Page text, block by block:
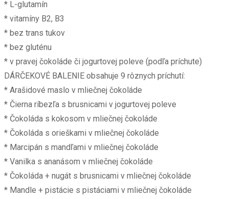
* L-glutamín
* vitamíny B2, B3
* bez trans tukov
* bez gluténu
* v pravej čokoláde či jogurtovej poleve (podľa príchute)
DÁRČEKOVÉ BALENIE obsahuje 9 rôznych príchutí:
* Arašidové maslo v mliečnej čokoláde
* Čierna ríbezľa s brusnicami v jogurtovej poleve
* Čokoláda s kokosom v mliečnej čokoláde
* Čokoláda s orieškami v mliečnej čokoláde
* Marcipán s mandľami v mliečnej čokoláde
* Vanilka s ananásom v mliečnej čokoláde
* Čokoláda + nugát s brusnicami v mliečnej čokoláde
* Mandle + pistácie s pistáciami v mliečnej čokoláde